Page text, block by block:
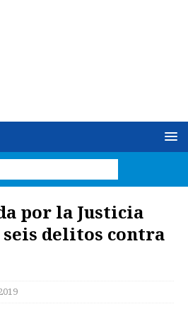
por la Justicia
delitos contra